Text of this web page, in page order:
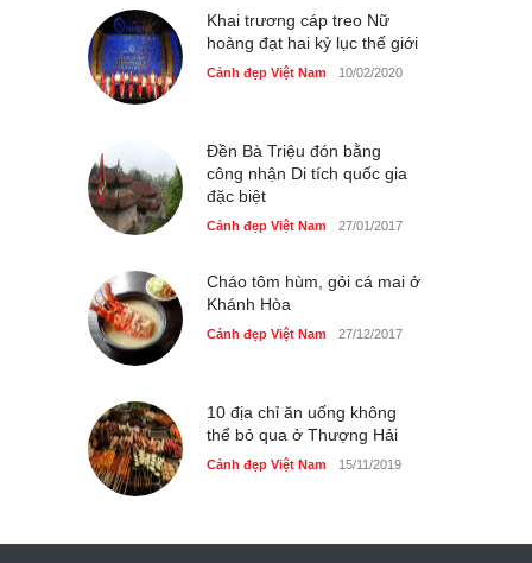
Khai trương cáp treo Nữ
hoàng đạt hai kỷ lục thế giới
Cảnh đẹp Việt Nam 10/02/2020
Đền Bà Triệu đón bằng
công nhận Di tích quốc gia
đặc biệt
Cảnh đẹp Việt Nam 27/01/2017
Cháo tôm hùm, gỏi cá mai ở
Khánh Hòa
Cảnh đẹp Việt Nam 27/12/2017
10 địa chỉ ăn uống không
thể bỏ qua ở Thượng Hải
Cảnh đẹp Việt Nam 15/11/2019